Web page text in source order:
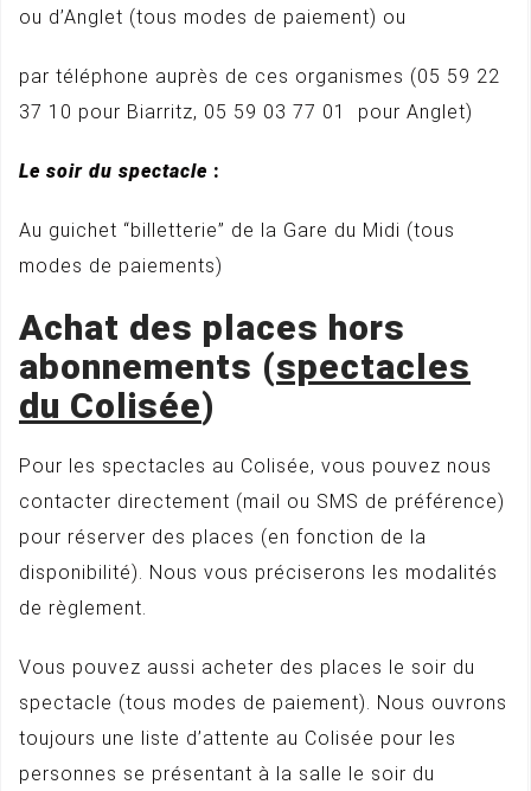
ou d’Anglet (tous modes de paiement) ou
par téléphone auprès de ces organismes (05 59 22
37 10 pour Biarritz, 05 59 03 77 01 pour Anglet)
Le soir du spectacle :
Au guichet “billetterie” de la Gare du Midi (tous
modes de paiements)
Achat des places hors
abonnements (spectacles
du Colisée)
Pour les spectacles au Colisée, vous pouvez nous
contacter directement (mail ou SMS de préférence)
pour réserver des places (en fonction de la
disponibilité). Nous vous préciserons les modalités
de règlement.
Vous pouvez aussi acheter des places le soir du
spectacle (tous modes de paiement). Nous ouvrons
toujours une liste d’attente au Colisée pour les
personnes se présentant à la salle le soir du